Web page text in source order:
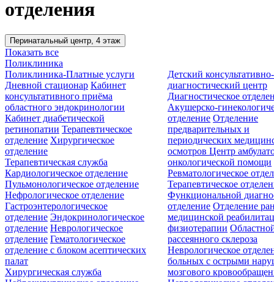
отделения
Перинатальный центр, 4 этаж
Показать все
Поликлиника
Поликлиника-Платные услуги
Дневной стационар Кабинет
консультативного приёма
областного эндокринологии
Кабинет диабетической
ретинопатии Терапевтическое
отделение Хирургическое
отделение
Детский консультативно-
диагностический центр
Диагностическое
Акушерско-
отделение Отделение
предварительных и
периодических
осмотровЦентр
онкологической помощи
Терапевтическая служба
Кардиологическое отделение
Пульмонологическое отделение
Нефрологическое отделение
Гастроэнтерологическое
отделение Эндокринологическое
отделение Неврологическое
отделение Гематологическое
отделение c блоком асептических
палат
Ревматологическое
Терапевтическое
Функциональной
отделение Отделение
медицинской
физиотерапии
рассеянного склероза
Неврологическое
больных с острыми
мозгового
Хирургическая служба